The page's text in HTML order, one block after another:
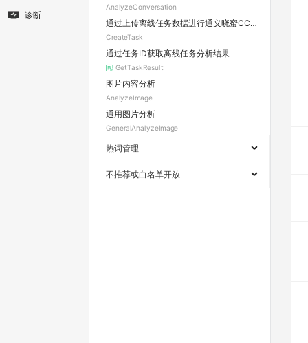
诊断
AnalyzeConversation
通过上传离线任务数据进行通义晓蜜CCAI-对话分析
CreateTask
通过任务ID获取离线任务分析结果
GetTaskResult
图片内容分析
AnalyzeImage
通用图片分析
GeneralAnalyzeImage
热词管理
不推荐或白名单开放